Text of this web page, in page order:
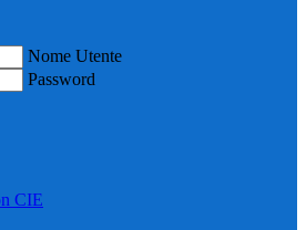
Nome Utente
Password
CIE